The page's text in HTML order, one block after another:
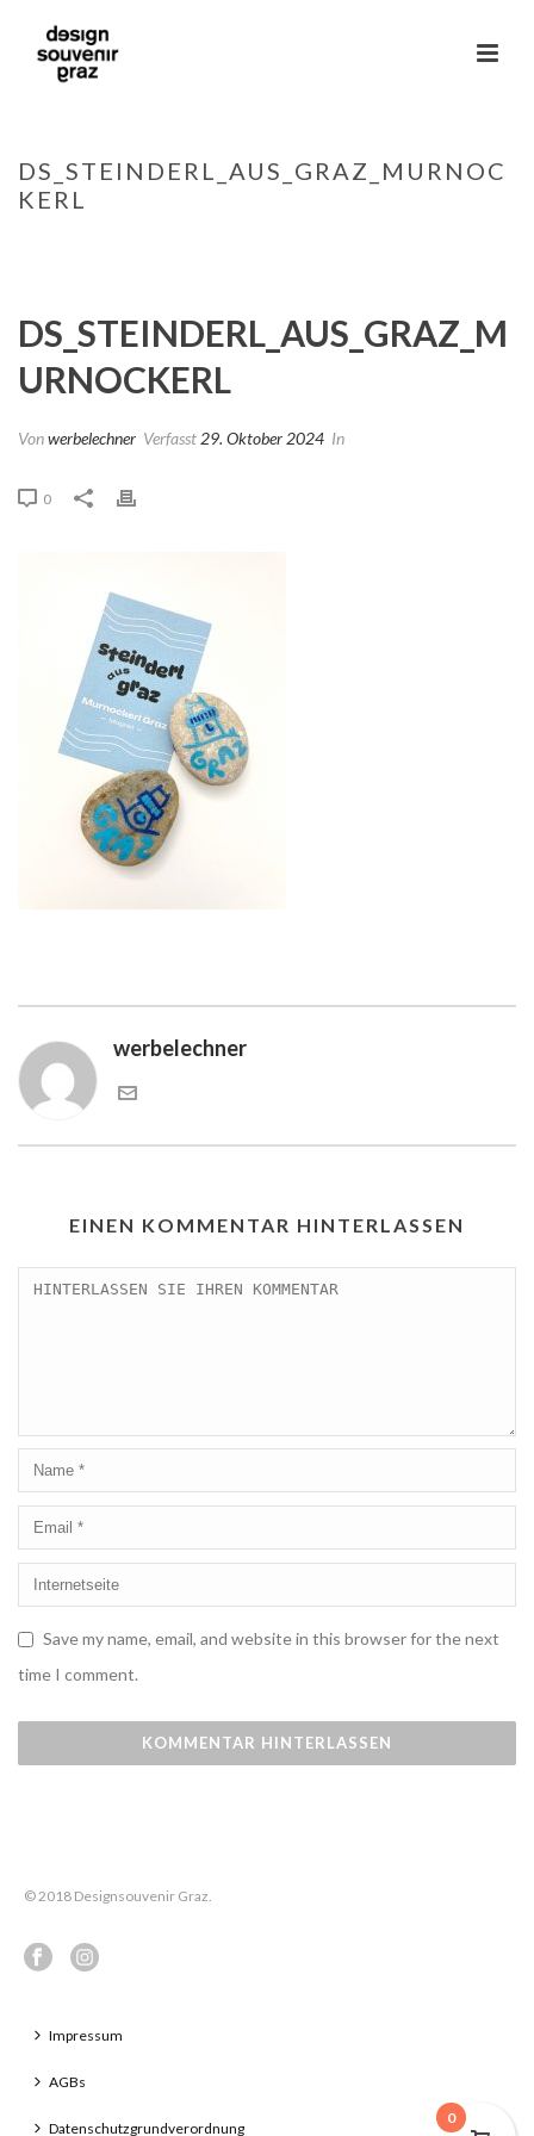
DS_STEINDERL_AUS_GRAZ_MURNOC
KERL
DS_STEINDERL_AUS_GRAZ_M
URNOCKERL
Vonwerbelechner Verfasst 29. Oktober 2024 In
0
werbelechner
EINEN KOMMENTAR HINTERLASSEN
Save my name, email, and website in this browser for the next
time I comment.
© 2018 Designsouvenir Graz.
Impressum
AGBs
Datenschutzgrundverordnung
0